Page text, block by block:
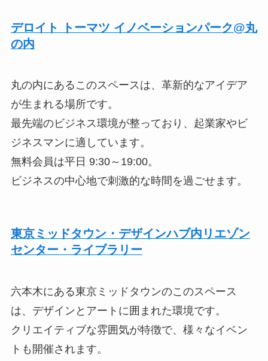
デロイト トーマツ イノベーションパーク@丸
の内
丸の内にあるこのスペースは、革新的なアイデア
が生まれる場所です。
最先端のビジネス環境が整っており、起業家やビ
ジネスマンに適しています。
無料会員は平日 9:30～19:00。
ビジネスの中心地で刺激的な時間を過ごせます。
東京ミッドタウン・デザインハブ内リエゾン
センター・ライブラリー
六本木にある東京ミッドタウンのこのスペース
は、デザインとアートに囲まれた環境です。
クリエイティブな雰囲気が特徴で、様々なイベン
トも開催されます。